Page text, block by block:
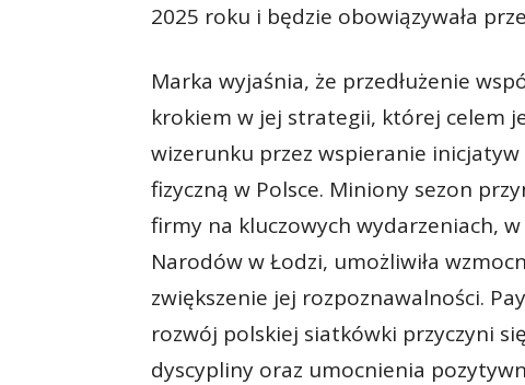
2025 roku i będzie obowiązywała
Marka wyjaśnia, że przedłużenie
krokiem w jej strategii, której celem
wizerunku przez wspieranie
fizyczną w Polsce. Miniony sezon
firmy na kluczowych wydarzeniach,
Narodów w Łodzi, umożliwiła
zwiększenie jej rozpoznawalności.
rozwój polskiej siatkówki przyczyni
dyscypliny oraz umocnienia